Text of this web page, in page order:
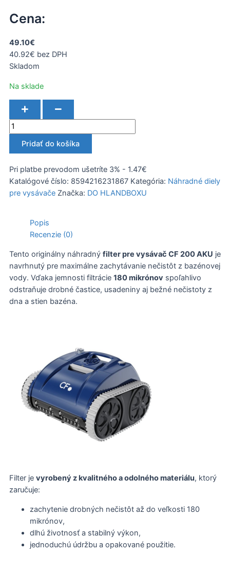
Cena:
49.10€
40.92€ bez DPH
Skladom
Na sklade
Filter
k
vysávaču
CF
AKU
Pridať do košíka
Pri platbe prevodom ušetríte 3% - 1.47€
Katalógové číslo: 8594216231867 Kategória: Náhradné diely
pre vysávače Značka: DO HLANDBOXU
Popis
Recenzie (0)
Tento originálny náhradný filter pre vysávač CF 200 AKU je
navrhnutý pre maximálne zachytávanie nečistôt z bazénovej
vody. Vďaka jemnosti filtrácie 180 mikrónov spoľahlivo
odstraňuje drobné častice, usadeniny aj bežné nečistoty z
dna a stien bazéna.
Filter je vyrobený z kvalitného a odolného materiálu, ktorý
zaručuje:
zachytenie drobných nečistôt až do veľkosti 180
mikrónov,
dlhú životnosť a stabilný výkon,
jednoduchú údržbu a opakované použitie.